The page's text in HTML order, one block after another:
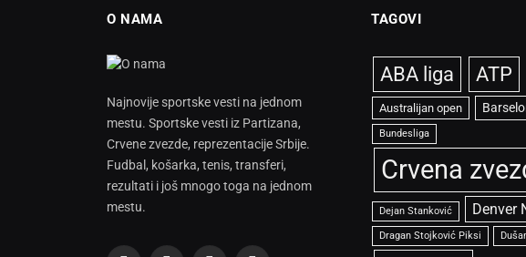
O NAMA
Najnovije sportske vesti na jednom
mestu. Sportske vesti iz Partizana,
Crvene zvezde, reprezentacije Srbije.
Fudbal, košarka, tenis, transferi,
rezultati i još mnogo toga na jednom
mestu.
TAGOVI
ABA liga ATP
Australijan open
Bundesliga
Crvena
Dejan Stanković Denver
Dragan Stojković Piksi